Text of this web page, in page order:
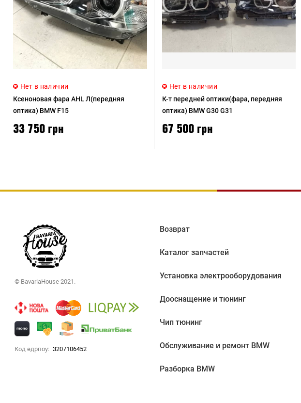
Нет в наличии
Ксеноновая фара AHL Л(передняя
оптика) BMW F15
33 750 грн
Нет в наличии
К-т передней оптики(фара, передняя
оптика) BMW G30 G31
67 500 грн
© BavariaHouse 2021.
Код едрпоу: 3207106452
Возврат
Каталог запчастей
Установка электрооборудования
Дооснащение и тюнинг
Чип тюнинг
Обслуживание и ремонт BMW
Разборка BMW